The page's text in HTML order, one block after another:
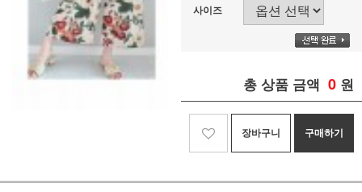
사이즈
총 상품 금액 0 원
장바구니 구매하기